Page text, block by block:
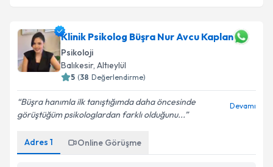
Klinik Psikolog Büşra Nur Avcu Kaplan
Psikoloji
Balıkesir, Altıeylül
5 (38 Değerlendirme)
Büşra hanımla ilk tanıştığımda daha öncesinde
görüştüğüm psikologlardan farklı olduğunu...
Devamı
Adres 1 Online Görüşme